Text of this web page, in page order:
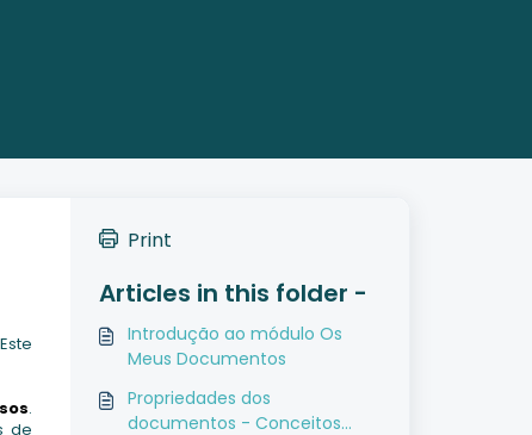
.
de
Print
Articles in this folder -
Introdução ao módulo Os
Meus Documentos
Propriedades dos
documentos - Conceitos